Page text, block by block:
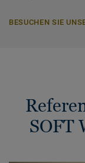
BESUCHEN SIE
SOFT